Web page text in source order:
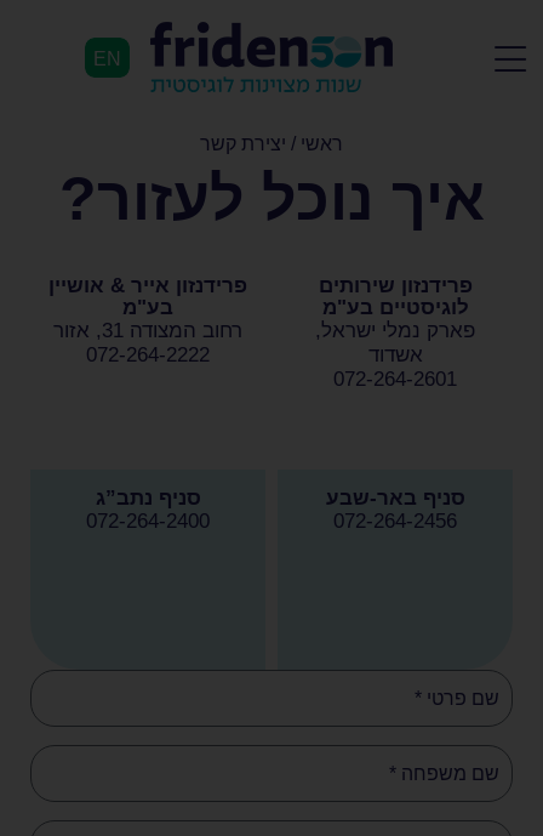
EN
ראשי / יצירת קשר
איך נוכל לעזור?
פרידנזון שירותים
לוגיסטיים בע"מ
פארק נמלי ישראל,
אשדוד
072-264-2601
פרידנזון אייר & אושיין
בע"מ
רחוב המצודה 31, אזור
072-264-2222
סניף באר-שבע
072-264-2456
סניף נתב”ג
072-264-2400